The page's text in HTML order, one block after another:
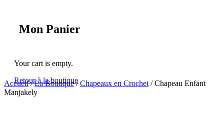
Mon Panier
Your cart is empty.
Retour à la boutique
Accueil/La Boutique/Chapeaux en Crochet / Chapeau Enfant
Manjakely